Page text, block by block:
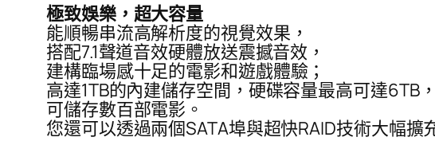
極致娛樂，超大容量
能順暢串流高解析度的視覺效果，
搭配7.1聲道音效硬體放送震撼音效，
建構臨場感十足的電影和遊戲體驗；
高達1TB的內建儲存空間，硬碟容量最高可達6TB，
可儲存數百部電影。
您還可以透過兩個SATA埠與超快RAID技術大幅擴